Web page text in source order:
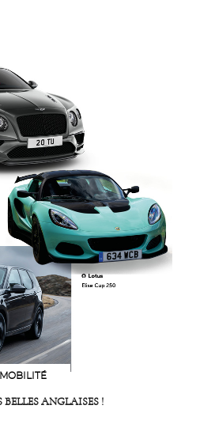
MOBILITÉ
BELLES ANGLAISES !